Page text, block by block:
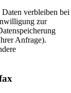
verbleiben bei
zur
Anfrage).